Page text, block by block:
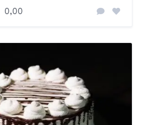
0,00